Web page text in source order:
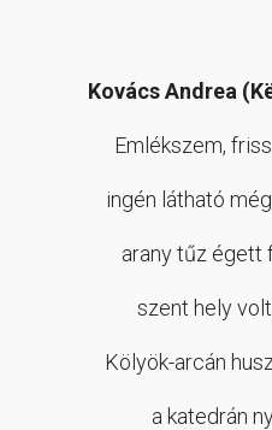
Kovács Andrea
Emlékszem,
ingén látható
arany tűz égett
szent hely volt
Kölyök-arcán
a katedrán